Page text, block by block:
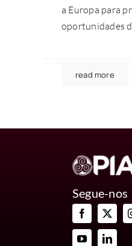
a Europa para
oportunidades
read more
Segue-nos